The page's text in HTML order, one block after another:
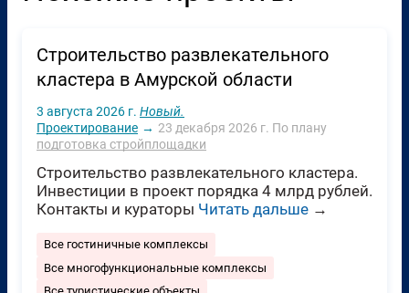
Строительство развлекательного
кластера в Амурской области
3 августа 2026 г. Новый.
Проектирование → 23 декабря 2026 г. По плану
подготовка стройплощадки
Строительство развлекательного кластера.
Инвестиции в проект порядка 4 млрд рублей.
Контакты и кураторы Читать дальше →
Все гостиничные комплексы
Все многофункциональные комплексы